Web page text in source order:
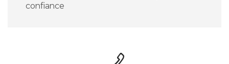
confiance